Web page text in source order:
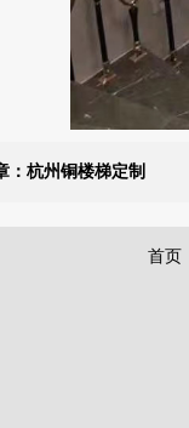
：杭州铜楼梯定制
首页